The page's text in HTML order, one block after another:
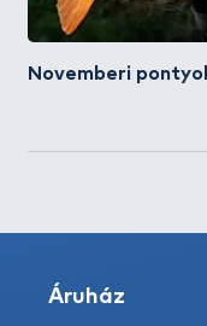
Novemberi
Áruház